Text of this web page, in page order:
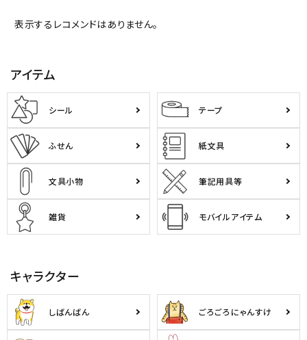
表示するレコメンドはありません。
アイテム
シール テープ
ふせん 紙文具
文具小物 筆記用具等
雑貨 モバイルアイテム
キャラクター
しばんばん ごろごろにゃんすけ